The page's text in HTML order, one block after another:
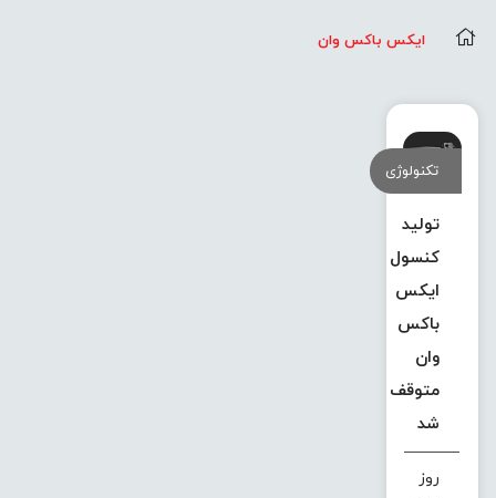
ایکس باکس وان
تکنولوژی
تولید
کنسول
ایکس
باکس
وان
متوقف
شد
روز